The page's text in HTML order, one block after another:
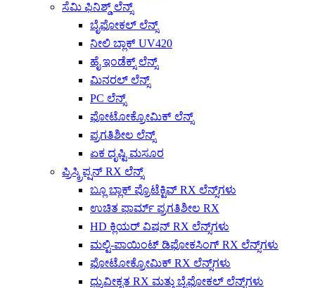
ಸೆಮಿ ಫಿನಿಶ್ಡ್ ಲೆನ್ಸ್
ಬೈಫೋಕಲ್ ಲೆನ್ಸ್
ನೀಲಿ ಬ್ಲಾಕ್ UV420
ಹೈ ಇಂಡೆಕ್ಸ್ ಲೆನ್ಸ್
ಮಿನರಲ್ ಲೆನ್ಸ್
PC ಲೆನ್ಸ್
ಫೋಟೋಕ್ರೋಮಿಕ್ ಲೆನ್ಸ್
ಪ್ರಗತಿಶೀಲ ಲೆನ್ಸ್
ಏಕ ದೃಷ್ಟಿ ಮಸೂರ
ಪ್ರಿಸ್ಕ್ರಿಪ್ಷನ್ RX ಲೆನ್ಸ್
ಬ್ಲೂ ಬ್ಲಾಕ್ ಪ್ರೊಟೆಕ್ಟಿವ್ RX ಲೆನ್ಸ್‌ಗಳು
ಉಚಿತ ಫಾರ್ಮ್ ಪ್ರಗತಿಶೀಲ RX
HD ಕ್ಲಿಯರ್ ವಿಷನ್ RX ಲೆನ್ಸ್‌ಗಳು
ಮಲ್ಟಿ-ಪಾಯಿಂಟ್ ಡಿಫೋಕಸಿಂಗ್ RX ಲೆನ್ಸ್‌ಗಳು
ಫೋಟೋಕ್ರೋಮಿಕ್ RX ಲೆನ್ಸ್‌ಗಳು
ಧ್ರುವೀಕೃತ RX ಮತ್ತು ಬೈಫೋಕಲ್ ಲೆನ್ಸ್‌ಗಳು